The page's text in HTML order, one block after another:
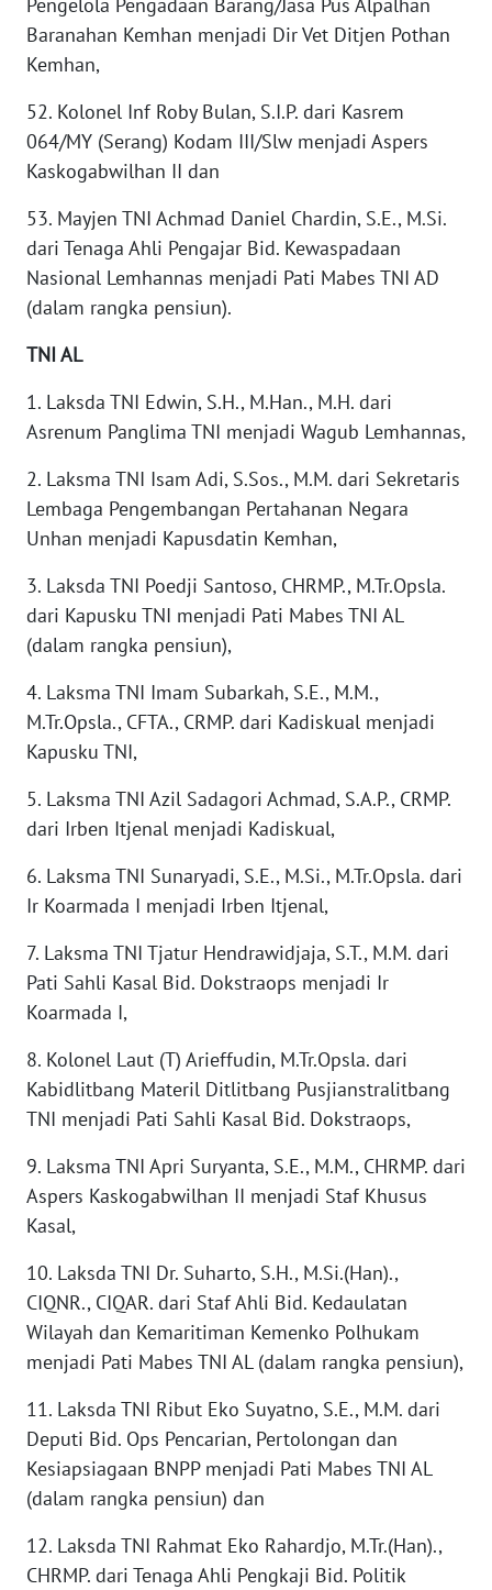
Baranahan Kemhan menjadi Dir Vet Ditjen Pothan
Kemhan,
52. Kolonel Inf Roby Bulan, S.I.P. dari Kasrem
064/MY (Serang) Kodam III/Slw menjadi Aspers
Kaskogabwilhan II dan
53. Mayjen TNI Achmad Daniel Chardin, S.E., M.Si.
dari Tenaga Ahli Pengajar Bid. Kewaspadaan
Nasional Lemhannas menjadi Pati Mabes TNI AD
(dalam rangka pensiun).
TNI AL
1. Laksda TNI Edwin, S.H., M.Han., M.H. dari
Asrenum Panglima TNI menjadi Wagub Lemhannas,
2. Laksma TNI Isam Adi, S.Sos., M.M. dari Sekretaris
Lembaga Pengembangan Pertahanan Negara
Unhan menjadi Kapusdatin Kemhan,
3. Laksda TNI Poedji Santoso, CHRMP., M.Tr.Opsla.
dari Kapusku TNI menjadi Pati Mabes TNI AL
(dalam rangka pensiun),
4. Laksma TNI Imam Subarkah, S.E., M.M.,
M.Tr.Opsla., CFTA., CRMP. dari Kadiskual menjadi
Kapusku TNI,
5. Laksma TNI Azil Sadagori Achmad, S.A.P., CRMP.
dari Irben Itjenal menjadi Kadiskual,
6. Laksma TNI Sunaryadi, S.E., M.Si., M.Tr.Opsla. dari
Ir Koarmada I menjadi Irben Itjenal,
7. Laksma TNI Tjatur Hendrawidjaja, S.T., M.M. dari
Pati Sahli Kasal Bid. Dokstraops menjadi Ir
Koarmada I,
8. Kolonel Laut (T) Arieffudin, M.Tr.Opsla. dari
Kabidlitbang Materil Ditlitbang Pusjianstralitbang
TNI menjadi Pati Sahli Kasal Bid. Dokstraops,
9. Laksma TNI Apri Suryanta, S.E., M.M., CHRMP. dari
Aspers Kaskogabwilhan II menjadi Staf Khusus
Kasal,
10. Laksda TNI Dr. Suharto, S.H., M.Si.(Han).,
CIQNR., CIQAR. dari Staf Ahli Bid. Kedaulatan
Wilayah dan Kemaritiman Kemenko Polhukam
menjadi Pati Mabes TNI AL (dalam rangka pensiun),
11. Laksda TNI Ribut Eko Suyatno, S.E., M.M. dari
Deputi Bid. Ops Pencarian, Pertolongan dan
Kesiapsiagaan BNPP menjadi Pati Mabes TNI AL
(dalam rangka pensiun) dan
12. Laksda TNI Rahmat Eko Rahardjo, M.Tr.(Han).,
CHRMP. dari Tenaga Ahli Pengkaji Bid. Politik
WN
PRIANGAN
TIMUR
WN
SEMARANG
SOLO
WN
BOROBUDUR
WN
WN
SURABAYA
NATUNA
WN
BINTAN
WN
MANDALIKA
LIKUPANG
LABUANBAJO
BORNEO
Wahana
Group
WAHANA
NEWS
WAHANA
TANI
WAHANA
INFRASTRUKTUR
WAHANA
KONSUMEN
WAHANA